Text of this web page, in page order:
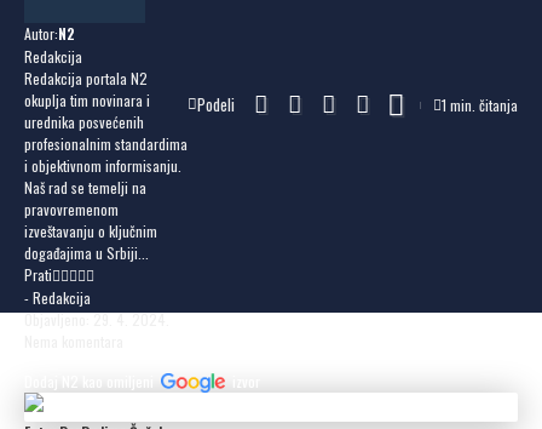
Autor:N2
Redakcija
Redakcija portala N2
okuplja tim novinara i
urednika posvećenih
profesionalnim standardima
i objektivnom informisanju.
Naš rad se temelji na
pravovremenom
izveštavanju o ključnim
događajima u Srbiji...
Prati
- Redakcija
Objavljeno: 29. 4. 2024.
Podeli 1 min. čitanja